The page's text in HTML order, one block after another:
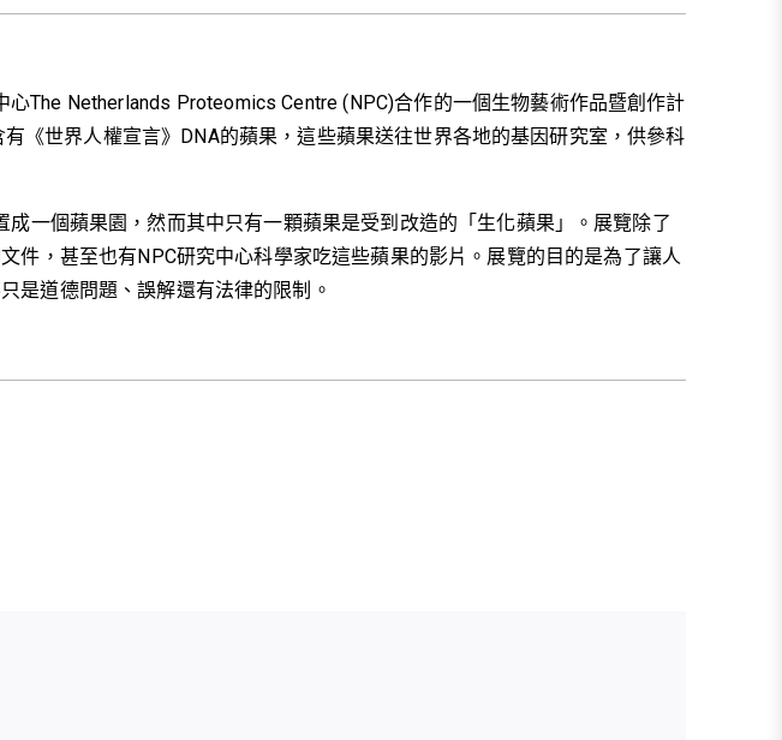
The Netherlands Proteomics Centre (NPC)合作的一個生物藝術作品暨創作計
《世界人權宣言》DNA的蘋果，這些蘋果送往世界各地的基因研究室，供參科
成一個蘋果園，然而其中只有一顆蘋果是受到改造的「生化蘋果」。展覽除了
件，甚至也有NPC研究中心科學家吃這些蘋果的影片。展覽的目的是為了讓人
是道德問題、誤解還有法律的限制。